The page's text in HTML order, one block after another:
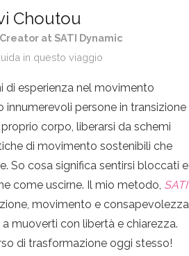
Choutou
at SATI Dynamic
in questo viaggio
di esperienza nel movimento
innumerevoli persone in transizione
corpo, liberarsi da schemi
di movimento sostenibili che
So cosa significa sentirsi bloccati e
come uscirne. Il mio metodo, SATI
movimento e consapevolezza
muoverti con libertà e chiarezza.
di trasformazione oggi stesso!